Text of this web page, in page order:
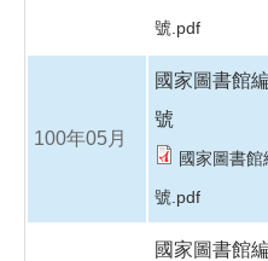
號.pdf
100年05月
國家圖書館
號
國家圖書
號.pdf
國家圖書館